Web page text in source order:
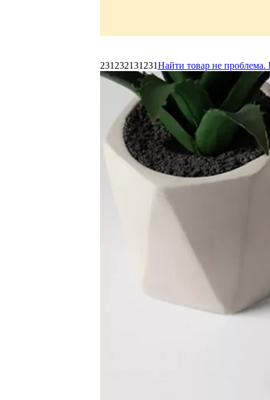
231232131231Найти товар не проблема.